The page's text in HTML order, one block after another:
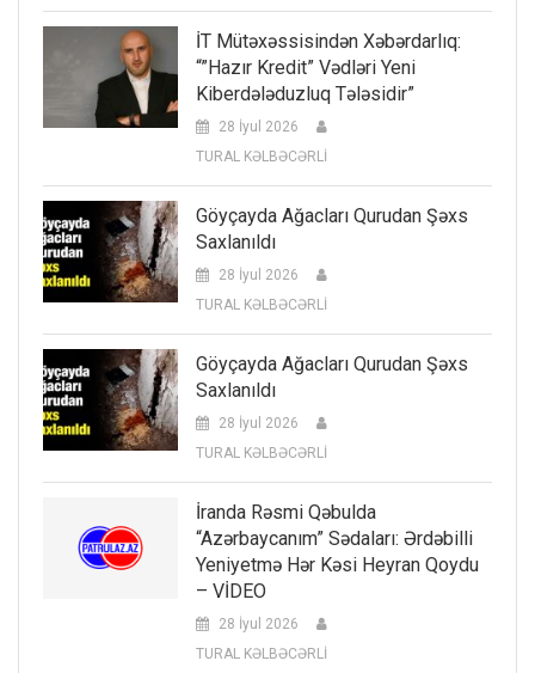
İT Mütəxəssisindən Xəbərdarlıq:
“”Hazır Kredit” Vədləri Yeni
Kiberdələduzluq Tələsidir”
28 İyul 2026
TURAL KƏLBƏCƏRLİ
Göyçayda Ağacları Qurudan Şəxs
Saxlanıldı
28 İyul 2026
TURAL KƏLBƏCƏRLİ
Göyçayda Ağacları Qurudan Şəxs
Saxlanıldı
28 İyul 2026
TURAL KƏLBƏCƏRLİ
İranda Rəsmi Qəbulda
“Azərbaycanım” Sədaları: Ərdəbilli
Yeniyetmə Hər Kəsi Heyran Qoydu
– VİDEO
28 İyul 2026
TURAL KƏLBƏCƏRLİ